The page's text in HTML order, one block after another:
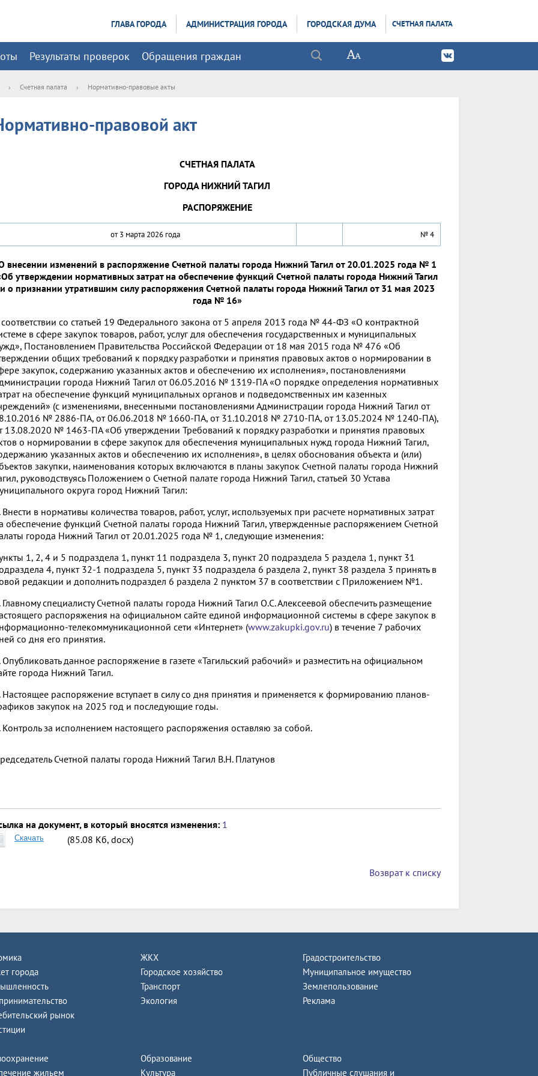
ГЛАВА ГОРОДА АДМИНИСТРАЦИЯ ГОРОДА ГОРОДСКАЯ ДУМА СЧЕТНАЯ ПАЛАТА
Результаты проверок Обращения граждан
› Счетная палата › Нормативно-правовые акты
правовой акт
СЧЕТНАЯ ПАЛАТА
ГОРОДА НИЖНИЙ ТАГИЛ
РАСПОРЯЖЕНИЕ
от 3 марта 2026 года № 4
внесении изменений в распоряжение Счетной палаты города Нижний Тагил от 20.01.2025 года № 1
утверждении нормативных затрат на обеспечение функций Счетной палаты города Нижний Тагил
и о признании утратившим силу распоряжения Счетной палаты города Нижний Тагил от 31 мая 2023
года № 16»
со статьей 19 Федерального закона от 5 апреля 2013 года № 44-ФЗ «О контрактной
в сфере закупок товаров, работ, услуг для обеспечения государственных и муниципальных
Постановлением Правительства Российской Федерации от 18 мая 2015 года № 476 «Об
общих требований к порядку разработки и принятия правовых актов о нормировании в
закупок, содержанию указанных актов и обеспечению их исполнения», постановлениями
города Нижний Тагил от 06.05.2016 № 1319-ПА «О порядке определения нормативных
на обеспечение функций муниципальных органов и подведомственных им казенных
(с изменениями, внесенными постановлениями Администрации города Нижний Тагил от
№ 2886-ПА, от 06.06.2018 № 1660-ПА, от 31.10.2018 № 2710-ПА, от 13.05.2024 № 1240-ПА),
13.08.2020 № 1463-ПА «Об утверждении Требований к порядку разработки и принятия правовых
о нормировании в сфере закупок для обеспечения муниципальных нужд города Нижний Тагил,
указанных актов и обеспечению их исполнения», в целях обоснования объекта и (или)
закупки, наименования которых включаются в планы закупок Счетной палаты города Нижний
руководствуясь Положением о Счетной палате города Нижний Тагил, статьей 30 Устава
округа город Нижний Тагил:
Внести в нормативы количества товаров, работ, услуг, используемых при расчете нормативных затрат
обеспечение функций Счетной палаты города Нижний Тагил, утвержденные распоряжением Счетной
города Нижний Тагил от 20.01.2025 года № 1, следующие изменения:
1, 2, 4 и 5 подраздела 1, пункт 11 подраздела 3, пункт 20 подраздела 5 раздела 1, пункт 31
4, пункт 32-1 подраздела 5, пункт 33 подраздела 6 раздела 2, пункт 38 раздела 3 принять в
редакции и дополнить подраздел 6 раздела 2 пунктом 37 в соответствии с Приложением №1.
Главному специалисту Счетной палаты города Нижний Тагил О.С. Алексеевой обеспечить размещение
распоряжения на официальном сайте единой информационной системы в сфере закупок в
телекоммуникационной сети «Интернет» (www.zakupki.gov.ru) в течение 7 рабочих
со дня его принятия.
Опубликовать данное распоряжение в газете «Тагильский рабочий» и разместить на официальном
города Нижний Тагил.
Настоящее распоряжение вступает в силу со дня принятия и применяется к формированию планов-
закупок на 2025 год и последующие годы.
Контроль за исполнением настоящего распоряжения оставляю за собой.
Счетной палаты города Нижний Тагил В.Н. Платунов
на документ, в который вносятся изменения: 1
Скачать (85.08 Кб, docx)
Возврат к списку
города
рынок
ЖКХ
Городское хозяйство
Транспорт
Экология
Градостроительство
Муниципальное имущество
Землепользование
Реклама
жильем
Образование
Культура
Общество
Публичные слушания и